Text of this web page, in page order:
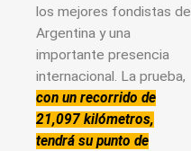
los mejores fondistas de
Argentina y una
importante presencia
internacional. La prueba,
con un recorrido de
21,097 kilómetros,
tendrá su punto de